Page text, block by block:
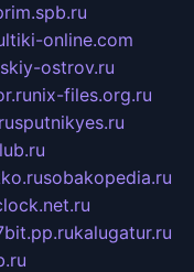
online.com
ostrov.ru
nix-files.org.ru
sputnikyes.ru
sobakopedia.ru
kalugatur.ru